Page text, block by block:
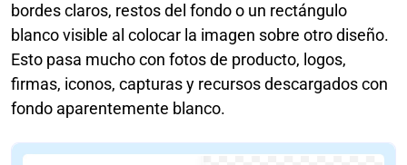
bordes claros, restos del fondo o un rectángulo
blanco visible al colocar la imagen sobre otro diseño.
Esto pasa mucho con fotos de producto, logos,
firmas, iconos, capturas y recursos descargados con
fondo aparentemente blanco.